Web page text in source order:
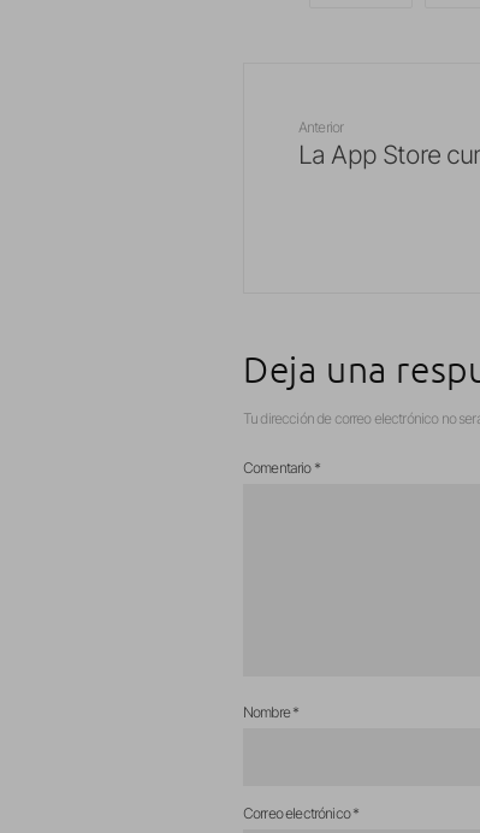
Anterior
La App Store
Deja una
Tu dirección de correo electrónico no
Comentario *
Nombre*
Correo electrónico*